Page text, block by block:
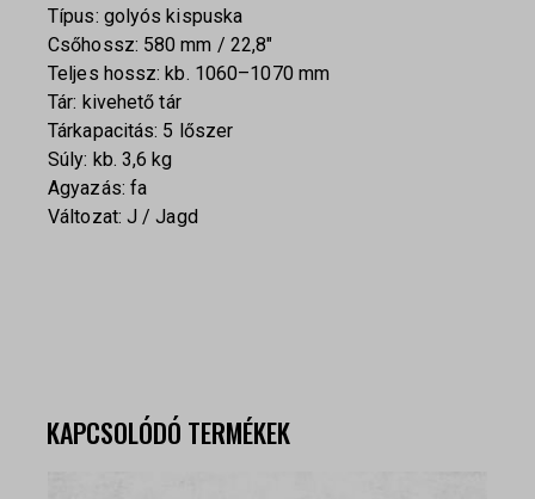
Típus: golyós kispuska
Csőhossz: 580 mm / 22,8″
Teljes hossz: kb. 1060–1070 mm
Tár: kivehető tár
Tárkapacitás: 5 lőszer
Súly: kb. 3,6 kg
Agyazás: fa
Változat: J / Jagd
KAPCSOLÓDÓ TERMÉKEK